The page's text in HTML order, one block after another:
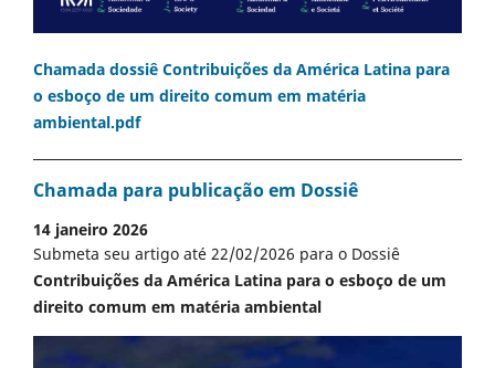
Chamada dossiê Contribuições da América Latina para
o esboço de um direito comum em matéria
ambiental.pdf
Chamada para publicação em Dossiê
14 janeiro 2026
Submeta seu artigo até 22/02/2026 para o Dossiê
Contribuições da América Latina para o esboço de um
direito comum em matéria ambiental